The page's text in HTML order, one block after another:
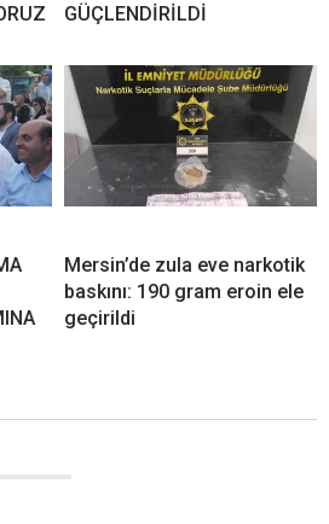
GÜÇLENDİRİLDİ
Mersin’de zula eve narkotik
baskını: 190 gram eroin ele
geçirildi